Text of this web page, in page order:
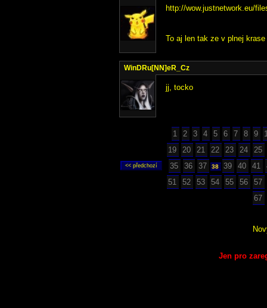
http://wow.justnetwork.eu/
To aj len tak ze v plnej krase
WinDRu[NN]eR_Cz
jj, tocko
1 2 3 4 5 6 7 8 9
19
20 21 22 23 24
25
35
36 37 38 39 40 41
51
52 53 54 55 56
57
67
Jen pro